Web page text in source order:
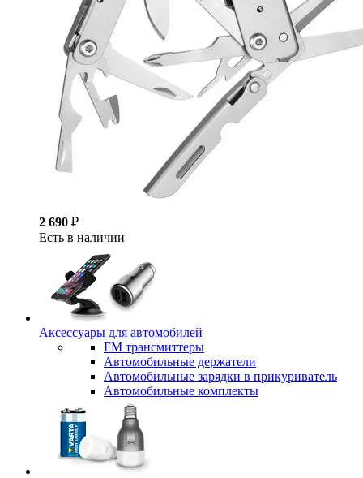
2 690 ₽
Есть в наличии
Аксессуары для автомобилей
FM трансмиттеры
Автомобильные держатели
Автомобильные зарядки в прикуриватель
Автомобильные комплекты